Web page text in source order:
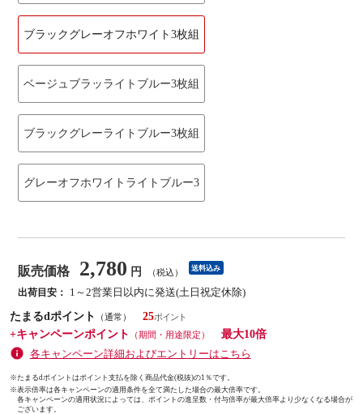
ブラックグレーオフホワイト3枚組
ベージュブラッライトブルー3枚組
ブラックグレーライトブルー3枚組
グレーオフホワイトライトブルー3
販売価格 2,780 円 （税込） 送料込み
出荷目安：
1～2営業日以内に発送(土日祝定休除)
たまるdポイント
（通常）
25
+キャンペーンポイント
（期間・用途限定）
最大10倍
各キャンペーン詳細およびエントリーはこちら
※たまるdポイントはポイント支払を除く商品代金(税抜)の1％です。
※表示倍率は各キャンペーンの適用条件を全て満たした場合の最大倍率です。
各キャンペーンの適用状況によっては、ポイントの進呈数・付与倍率が最大倍率より少なくなる場合が
ございます。